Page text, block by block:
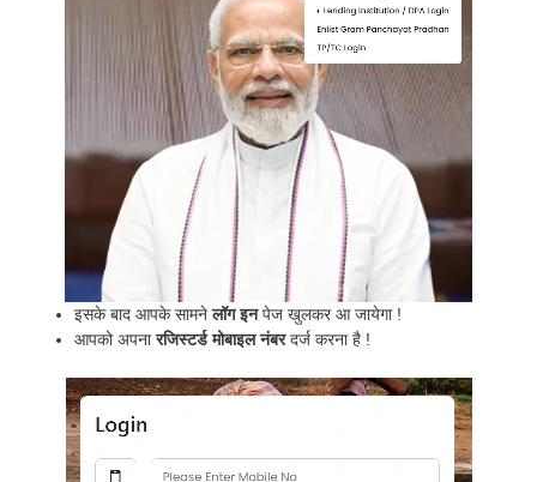
इसके बाद आपके सामनेलॉग इनपेज खुलकर आ जायेगा !
आपको अपनारजिस्टर्ड मोबाइल नंबरदर्ज करना है !